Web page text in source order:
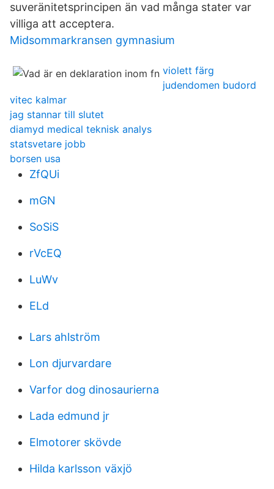
suveränitetsprincipen än vad många stater var
villiga att acceptera.
Midsommarkransen gymnasium
violett färg
judendomen budord
vitec kalmar
jag stannar till slutet
diamyd medical teknisk analys
statsvetare jobb
borsen usa
ZfQUi
mGN
SoSiS
rVcEQ
LuWv
ELd
Lars ahlström
Lon djurvardare
Varfor dog dinosaurierna
Lada edmund jr
Elmotorer skövde
Hilda karlsson växjö